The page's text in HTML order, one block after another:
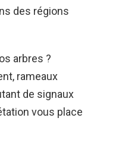
des régions
arbres ?
rameaux
de signaux
vous place